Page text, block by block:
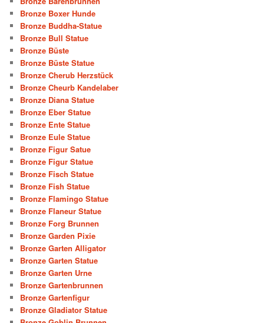
Bronze Boxer Hunde
Bronze Buddha-Statue
Bronze Bull Statue
Bronze Büste
Bronze Büste Statue
Bronze Cherub Herzstück
Bronze Cheurb Kandelaber
Bronze Diana Statue
Bronze Eber Statue
Bronze Ente Statue
Bronze Eule Statue
Bronze Figur Satue
Bronze Figur Statue
Bronze Fisch Statue
Bronze Fish Statue
Bronze Flamingo Statue
Bronze Flaneur Statue
Bronze Forg Brunnen
Bronze Garden Pixie
Bronze Garten Alligator
Bronze Garten Statue
Bronze Garten Urne
Bronze Gartenbrunnen
Bronze Gartenfigur
Bronze Gladiator Statue